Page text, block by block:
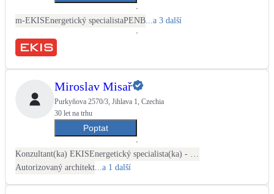
m-EKISEnergetický specialistaPENB ...a 3 další
Miroslav Misař
Purkyňova 2570/3, Jihlava 1, Czechia
30 let na trhu
Poptat
Konzultant(ka) EKIS
Autorizovaný architekt ...a 1 další